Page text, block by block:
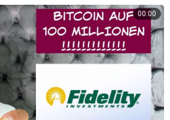
finden der Produkte und werden je nach
falls diese genutzt werden.
00:00